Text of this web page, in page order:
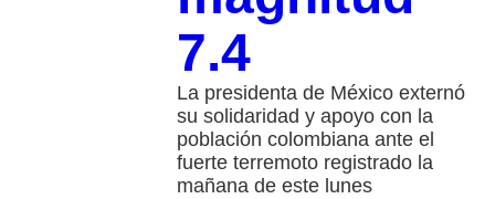
7.4
La presidenta de México externó
su solidaridad y apoyo con la
población colombiana ante el
fuerte terremoto registrado la
mañana de este lunes